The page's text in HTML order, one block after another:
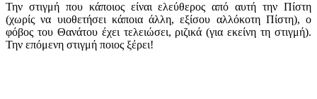
Την στιγμή που κάποιος είναι ελεύθερος από αυτή την Πίστη
(χωρίς να υιοθετήσει κάποια άλλη, εξίσου αλλόκοτη Πίστη), ο
φόβος του Θανάτου έχει τελειώσει, ριζικά (για εκείνη τη στιγμή).
Την επόμενη στιγμή ποιος ξέρει!